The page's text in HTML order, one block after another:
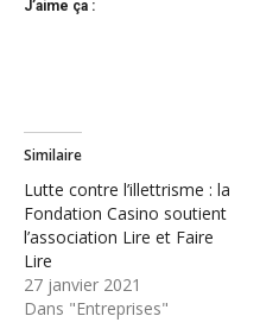
J’aime ça :
Similaire
Lutte contre l’illettrisme : la
Fondation Casino soutient
l’association Lire et Faire
Lire
27 janvier 2021
Dans "Entreprises"